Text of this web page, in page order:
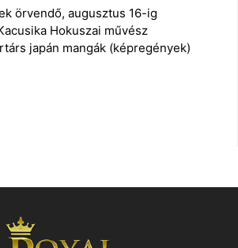
örvendő, augusztus 16-ig
Hokuszai művész
japán mangák (képregények)